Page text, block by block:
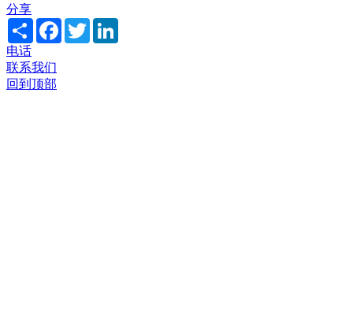
分享
Share FacebookTwitter
电话
联系我们
回到顶部